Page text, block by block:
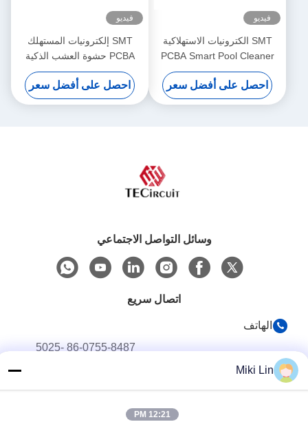
فيديو
SMT الكترونيات الاستهلاكية
PCBA Smart Pool Cleaner
مجلس إدارة الدائرة المطبوعة
احصل على أفضل سعر
فيديو
SMT إلكترونيات المستهلك
PCBA حشوة العشب الذكية
مجلس التجميع لوحة الدوائر
المطبوعة
احصل على أفضل سعر
وسائل التواصل الاجتماعي
اتصال سريع
الهاتف
86-0755-8487 -5025
البريد الإلكتروني
richard@tecircuit.com
Miki Lin
12:21 PM